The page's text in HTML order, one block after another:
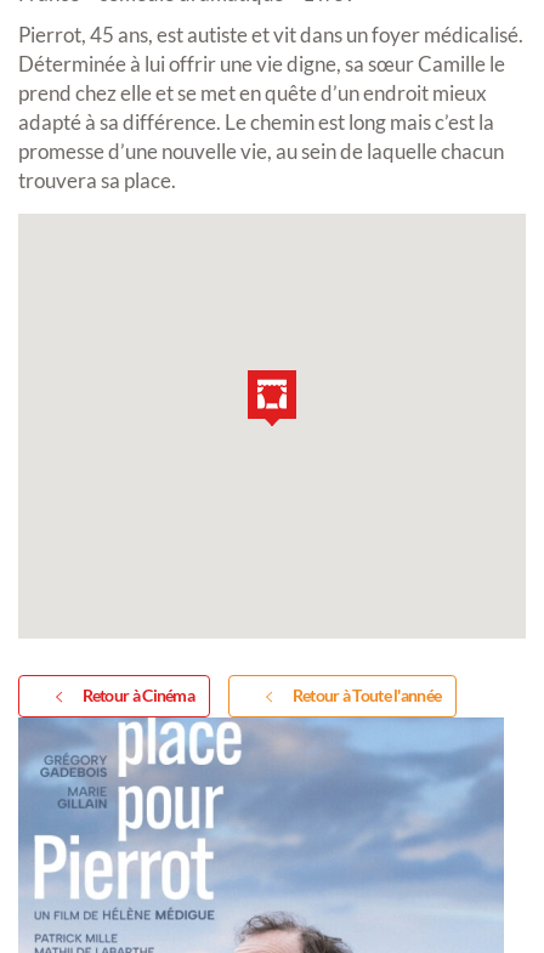
Pierrot, 45 ans, est autiste et vit dans un foyer médicalisé.
Déterminée à lui offrir une vie digne, sa sœur Camille le
prend chez elle et se met en quête d’un endroit mieux
adapté à sa différence. Le chemin est long mais c’est la
promesse d’une nouvelle vie, au sein de laquelle chacun
trouvera sa place.
Retour à Cinéma Retour à Toute l'année